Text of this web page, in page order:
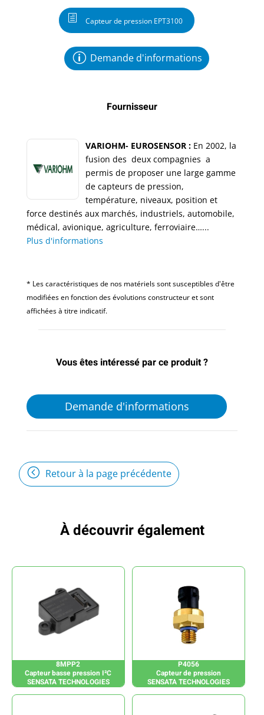
Capteur de pression EPT3100
Demande d'informations
Fournisseur
VARIOHM- EUROSENSOR : En 2002, la
fusion des deux compagnies a
permis de proposer une large gamme
de capteurs de pression,
température, niveaux, position et
force destinés aux marchés, industriels, automobile,
médical, avionique, agriculture, ferroviaire…...
Plus d'informations
* Les caractéristiques de nos matériels sont susceptibles d'être
modifiées en fonction des évolutions constructeur et sont
affichées à titre indicatif.
Vous êtes intéressé par ce produit ?
Demande d'informations
Retour à la page précédente
À découvrir également
8MPP2
Capteur basse pression I²C
SENSATA TECHNOLOGIES
P4056
Capteur de pression
SENSATA TECHNOLOGIES